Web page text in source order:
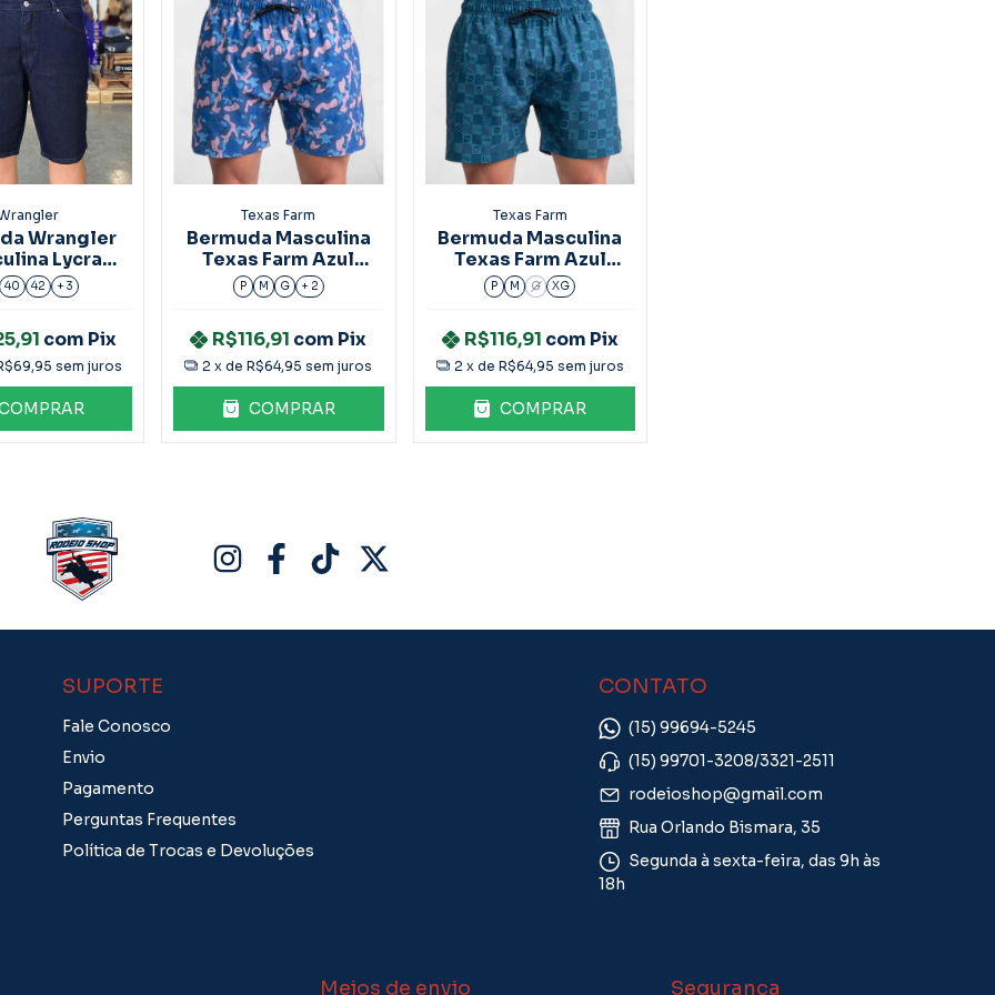
Wrangler
Lycra
40 42 + 3
com Pix
sem juros
Texas Farm
Bermuda Masculina
Texas Farm Azul
Ref.Bds017
P M G + 2
R$116,91 com Pix
2 x deR$64,95 sem juros
COMPRAR
Texas Farm
Bermuda Masculina
Texas Farm Azul
Ref.Bds015
P M G XG
R$116,91 com Pix
2 x de R$64,95 sem juros
COMPRAR
SUPORTE
Fale Conosco
Envio
Pagamento
Perguntas Frequentes
Política de Trocas e Devoluções
CONTATO
(15) 99694-5245
(15) 99701-3208/3321-2511
rodeioshop@gmail.com
Rua Orlando Bismara, 35
Segunda à sexta-feira, das 9h às
18h
Meios de envio Segurança